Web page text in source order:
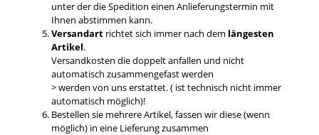
unter der die Spedition einen Anlieferungstermin mit
Ihnen abstimmen kann.
Versandartrichtet sich immer nach dem längesten
Artikel.
Versandkosten die doppelt anfallen und nicht
automatisch zusammengefast werden
> werden von uns erstattet. ( ist technisch nicht immer
automatisch möglich)!
Bestellen sie mehrere Artikel, fassen wir diese (wenn
möglich) in eine Lieferung zusammen